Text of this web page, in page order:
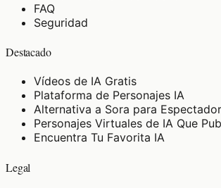
FAQ
Seguridad
Destacado
Vídeos de IA Gratis
Plataforma de Personajes IA
Alternativa a Sora para
Personajes Virtuales de IA Que
Encuentra Tu Favorita IA
Legal